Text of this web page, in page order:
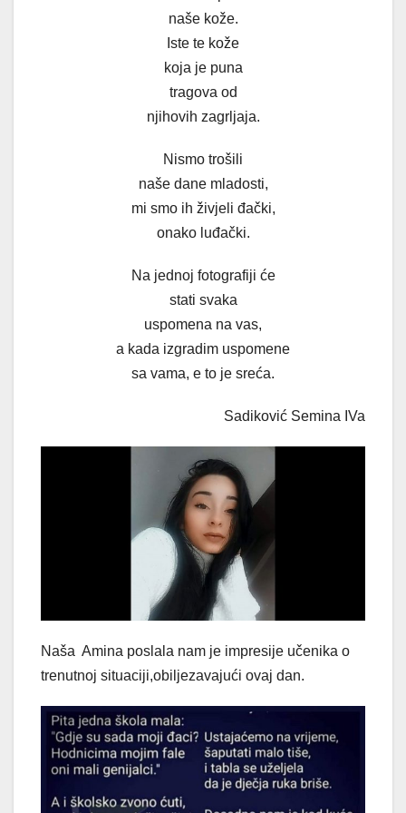
naše kože.
Iste te kože
koja je puna
tragova od
njihovih zagrljaja.
Nismo trošili
naše dane mladosti,
mi smo ih živjeli đački,
onako luđački.
Na jednoj fotografiji će
stati svaka
uspomena na vas,
a kada izgradim uspomene
sa vama, e to je sreća.
Sadiković Semina IVa
Naša Amina poslala nam je impresije učenika o
trenutnoj situaciji,obiljezavajući ovaj dan.